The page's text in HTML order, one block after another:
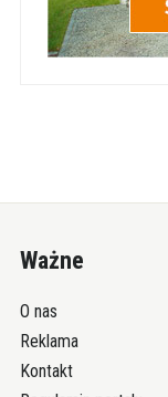
Ważne
O nas
Reklama
Kontakt